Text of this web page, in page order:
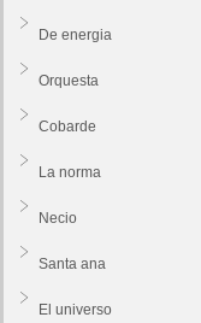
De energia
Orquesta
Cobarde
La norma
Necio
Santa ana
El universo